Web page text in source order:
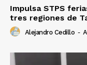
Impulsa STPS
tres regiones de
Alejandro Cedillo -